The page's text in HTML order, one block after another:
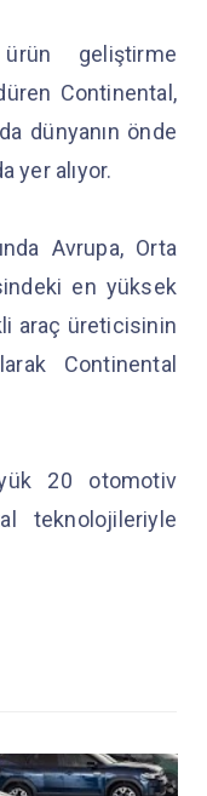
geliştirme
Continental,
dünyanın önde
yer alıyor.
Avrupa, Orta
en yüksek
araç üreticisinin
Continental
20 otomotiv
teknolojileriyle